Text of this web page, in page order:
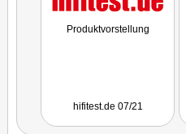
Produktvorstellung
hifitest.de 07/21